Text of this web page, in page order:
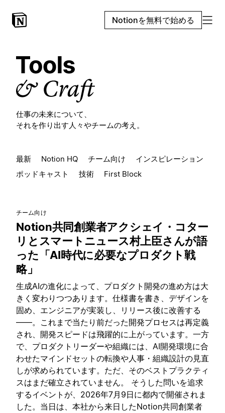
Notionを無料で始める
仕事の未来について、
それを作り出す人々やチームの考え。
最新 Notion HQ チーム向け
インスピレーション
ポッドキャスト
技術 First Block
チーム向け
Notion共同創業者アクシェイ・コター
リとスマートニュース村上臣さんが語
った「AI時代に必要なプロダクト戦
略」
生成AIの進化によって、プロダクト開発の進め方は大
きく変わりつつあります。仕様書を書き、デザインを
固め、エンジニアが実装し、リリース後に改善する
——。これまで当たり前だった開発プロセスは再定義
され、開発スピードは飛躍的に上がっています。一方
で、プロダクトリーダーや組織には、AI開発環境に合
わせたマインドセットの転換や人事・組織設計の見直
しが求められています。ただ、そのベストプラクティ
スはまだ確立されていません。 そうした問いを追求
するイベントが、2026年7月9日に都内で開催されま
した。当日は、本社から来日したNotion共同創業者